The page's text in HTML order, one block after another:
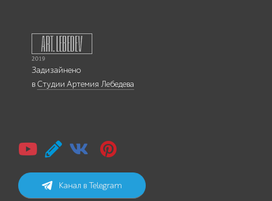
Задизайнено
в Студии Артемия Лебедева
Канал в Telegram